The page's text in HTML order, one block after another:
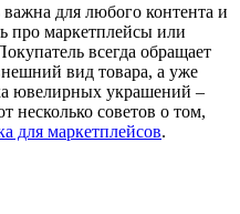
для любого контента и
про маркетплейсы или
всегда обращает
вид товара, а уже
ювелирных украшений –
несколько советов о том,
для маркетплейсов.